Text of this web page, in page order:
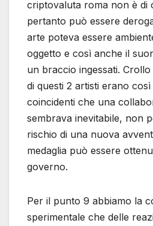
criptovaluta roma non è di
pertanto può essere
arte poteva essere
oggetto e così anche il
un braccio ingessati.
di questi 2 artisti erano
coincidenti che una
sembrava inevitabile, non
rischio di una nuova
medaglia può essere
governo.
Per il punto 9 abbiamo la
sperimentale che delle